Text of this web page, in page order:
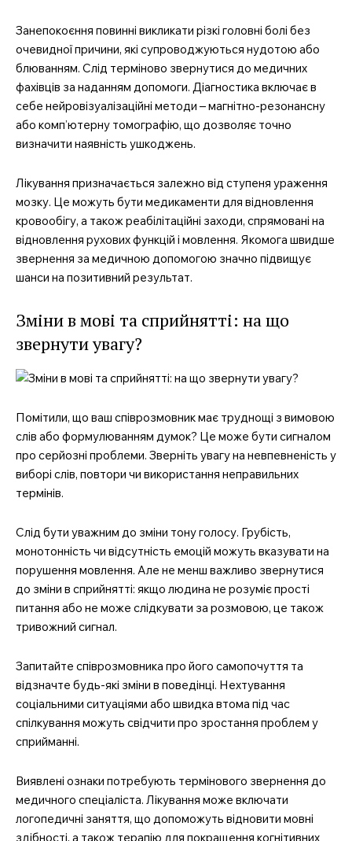
Занепокоєння повинні викликати різкі головні болі без
очевидної причини, які супроводжуються нудотою або
блюванням. Слід терміново звернутися до медичних
фахівців за наданням допомоги. Діагностика включає в
себе нейровізуалізаційні методи – магнітно-резонансну
або комп’ютерну томографію, що дозволяє точно
визначити наявність ушкоджень.
Лікування призначається залежно від ступеня ураження
мозку. Це можуть бути медикаменти для відновлення
кровообігу, а також реабілітаційні заходи, спрямовані на
відновлення рухових функцій і мовлення. Якомога швидше
звернення за медичною допомогою значно підвищує
шанси на позитивний результат.
Зміни в мові та сприйнятті: на що
звернути увагу?
Помітили, що ваш співрозмовник має труднощі з вимовою
слів або формулюванням думок? Це може бути сигналом
про серйозні проблеми. Зверніть увагу на невпевненість у
виборі слів, повтори чи використання неправильних
термінів.
Слід бути уважним до зміни тону голосу. Грубість,
монотонність чи відсутність емоцій можуть вказувати на
порушення мовлення. Але не менш важливо звернутися
до зміни в сприйнятті: якщо людина не розуміє прості
питання або не може слідкувати за розмовою, це також
тривожний сигнал.
Запитайте співрозмовника про його самопочуття та
відзначте будь-які зміни в поведінці. Нехтування
соціальними ситуаціями або швидка втома під час
спілкування можуть свідчити про зростання проблем у
сприйманні.
Виявлені ознаки потребують термінового звернення до
медичного спеціаліста. Лікування може включати
логопедичні заняття, що допоможуть відновити мовні
здібності, а також терапію для покращення когнітивних